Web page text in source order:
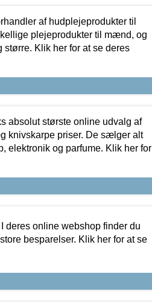
af hudplejeprodukter til
plejeprodukter til mænd, og
Klik her for at se deres
absolut største online udvalg af
knivskarpe priser. De sælger alt
elektronik og parfume. Klik her for
deres online webshop finder du
besparelser. Klik her for at se